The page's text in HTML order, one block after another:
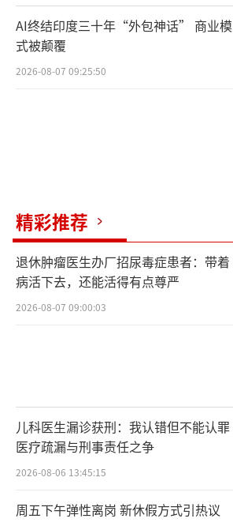
AI终结印度三十年“外包神话” 商业模
式被颠覆
2026-08-07 09:25:50
精彩推荐
退休肿瘤医生办厂招尿毒症患者：带着
病活下去，还能活得有点尊严
2026-08-07 09:00:03
儿科医生漏诊获刑：我认错但不能认罪
医疗疏漏与刑事责任之争
2026-08-06 13:45:15
周五下午弹性离岗 新休假方式引热议